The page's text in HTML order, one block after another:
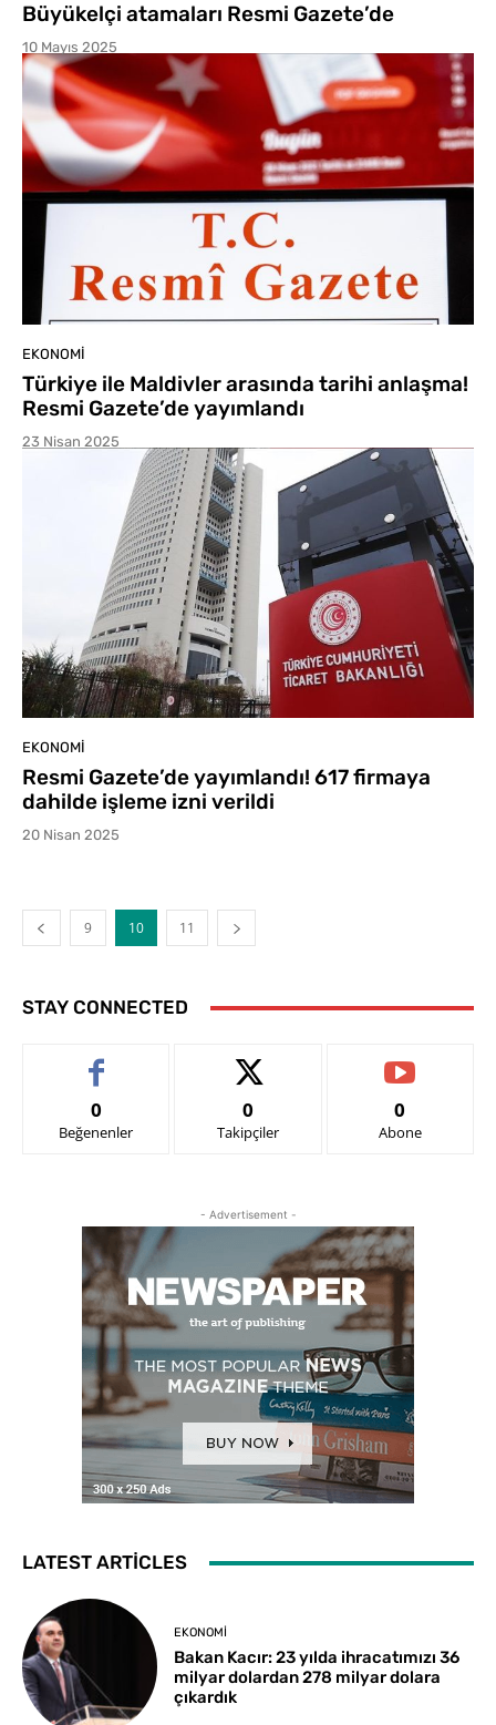
Büyükelçi atamaları Resmi Gazete’de
10 Mayıs 2025
EKONOMI
Türkiye ile Maldivler arasında tarihi anlaşma!
Resmi Gazete’de yayımlandı
23 Nisan 2025
EKONOMI
Resmi Gazete’de yayımlandı! 617 firmaya
dahilde işleme izni verildi
20 Nisan 2025
9 10 11
STAY CONNECTED
0
Beğenenler
0
Takipçiler
0
Abone
- Advertisement -
LATEST ARTICLES
EKONOMI
Bakan Kacır: 23 yılda ihracatımızı 36
milyar dolardan 278 milyar dolara
çıkardık